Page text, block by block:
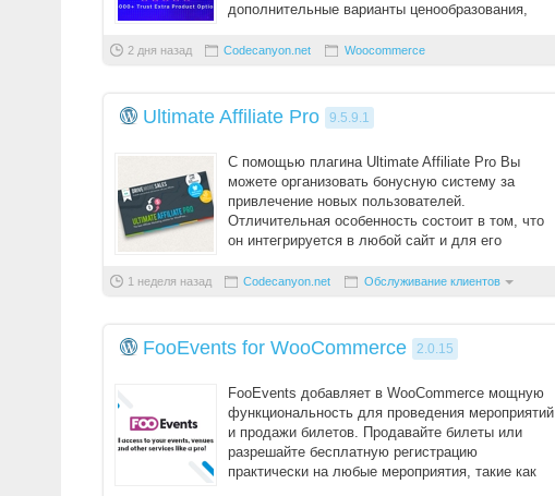
дополнительные варианты ценообразования,
2 дня назад Codecanyon.net Woocommerce
Ultimate Affiliate Pro 9.5.9.1
С помощью плагина Ultimate Affiliate Pro Вы
можете организовать бонусную систему за
привлечение новых пользователей.
Отличительная особенность состоит в том, что
он интегрируется в любой сайт и для его
1 неделя назад Codecanyon.net Обслуживание клиентов
FooEvents for WooCommerce 2.0.15
FooEvents добавляет в WooCommerce мощную
функциональность для проведения мероприятий
и продажи билетов. Продавайте билеты или
разрешайте бесплатную регистрацию
практически на любые мероприятия, такие как